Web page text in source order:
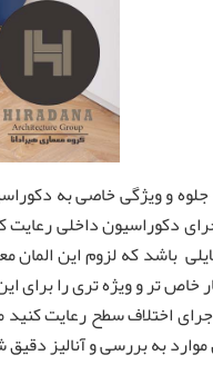
جلوه و ویژگی خاصی به
دکوراسیون داخلی
باشد که لزوم این
خاص تر و ویژه تری را
اختلاف سطح رعایت
به بررسی و آنالیز